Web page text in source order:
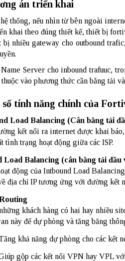
án triển khai
thống, nếu nhìn từ bên ngoài
khai theo đúng thiết kế, thiết bị
nhiều gateway cho outbound
Server cho inbound trafuuc,
thuộc vào phương thức cần bằng tải
số tính năng chính của
Load Balancing (Cân bằng tải
kết nối ra internet được khai
tình trạng hoạt động giữa các ISP.
Load Balancing (cân bằng tải đầu
động của Intbound Load
địa chỉ IP tương ứng với đường kết
khách hàng có hai hay nhiều
này để dự phòng và tăng băng
khả năng dự phòng cho các kết
các kết nối VPN hay VPL với